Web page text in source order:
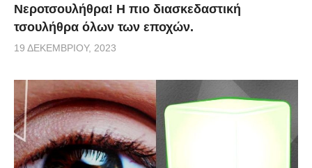
Νεροτσουλήθρα! Η πιο διασκεδαστική
τσουλήθρα όλων των εποχών.
19 ΔΕΚΕΜΒΡΊΟΥ, 2023